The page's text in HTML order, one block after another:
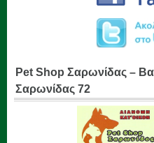
Pet Shop Σαρωνίδας –
Σαρωνίδας 72